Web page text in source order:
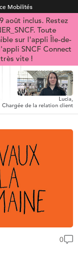
Mobilités
août inclus. Restez
Toute
sur l'appli Île-de-
SNCF Connect
vite !
Lucia,
Chargée de la relation client
0